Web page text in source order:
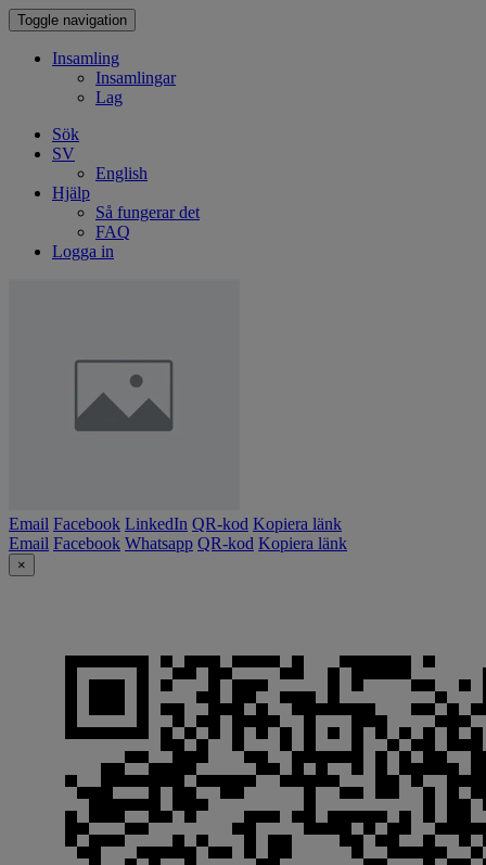
Toggle navigation
Insamling
Insamlingar
Lag
Sök
SV
English
Hjälp
Så fungerar det
FAQ
Logga in
Email Facebook LinkedIn QR-kod Kopiera länk
Email Facebook Whatsapp QR-kod Kopiera länk
×